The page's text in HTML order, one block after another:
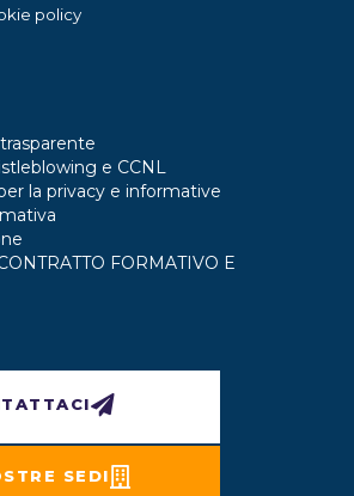
policy
e CCNL
la privacy e informative
FORMATIVO E
SEDI